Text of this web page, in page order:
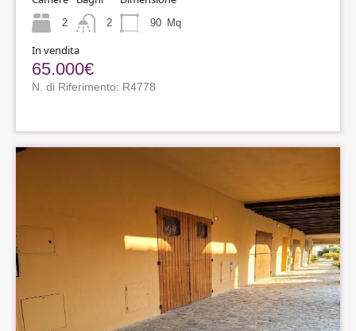
2 2 90 Mq
In vendita
65.000€
N. di Riferimento: R4778